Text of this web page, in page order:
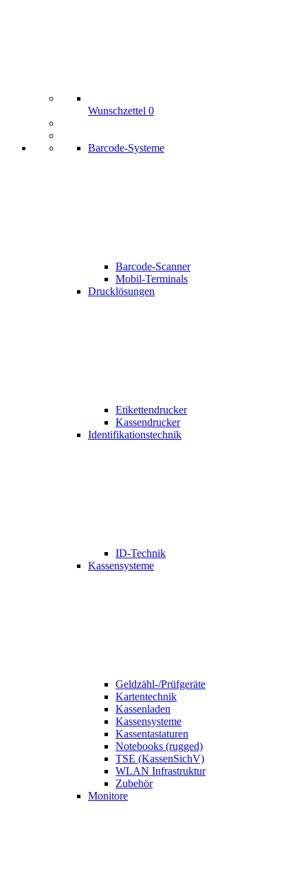
Wunschzettel 0
Barcode-Systeme
Barcode-Scanner
Mobil-Terminals
Drucklösungen
Etikettendrucker
Kassendrucker
Identifikationstechnik
ID-Technik
Kassensysteme
Geldzähl-/Prüfgeräte
Kartentechnik
Kassenladen
Kassensysteme
Kassentastaturen
Notebooks (rugged)
TSE (KassenSichV)
WLAN Infrastruktur
Zubehör
Monitore